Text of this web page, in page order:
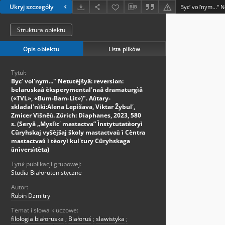
Ukryj szczegóły
Struktura obiektu
Opis obiektu Lista plików
Tytuł:
Bycʹ volʹnym..." Netutèjšyâ: reversion:
belaruskaâ èksperymentalʹnaâ dramaturgìâ
(«TVL», «Bum-Bam-Lìt»)". Aǔtary-
skladalʹnìkì:Alena Lepìšava, Viktar Žybulʹ,
Zmicer Vìšnëǔ. Zürich: Diaphanes, 2023, 580
s. (Seryâ „Myslìcʹ mastactva” Ìnstytutatèoryì
Cûryhskaj vyšèjšaj školy mastactvaǔ ì Cèntra
mastactvaǔ ì tèoryì kulʹtury Cûryhskaga
ǔnìversìtèta)
Tytuł publikacji grupowej:
Studia Białorutenistyczne
Autor:
Rubin Dzmitry
Temat i słowa kluczowe:
filologia białoruska ; Białoruś ; slawistyka ;